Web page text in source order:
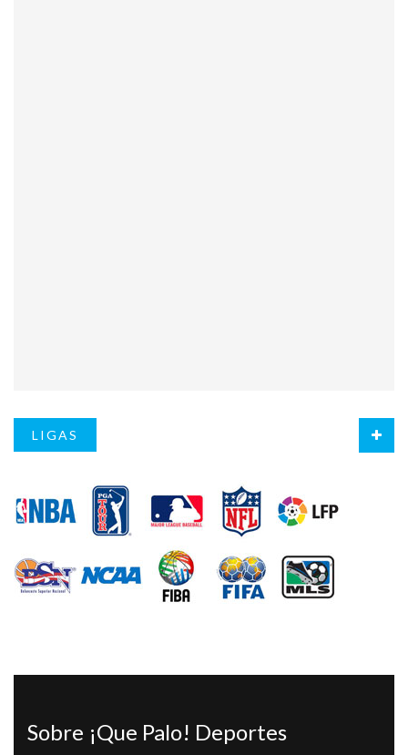
LIGAS
Sobre ¡Que Palo! Deportes